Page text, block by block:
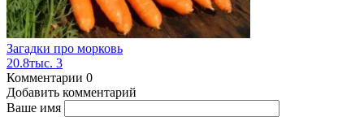
Загадки про морковь
20.8тыс. 3
Комментарии 0
Добавить комментарий
Ваше имя